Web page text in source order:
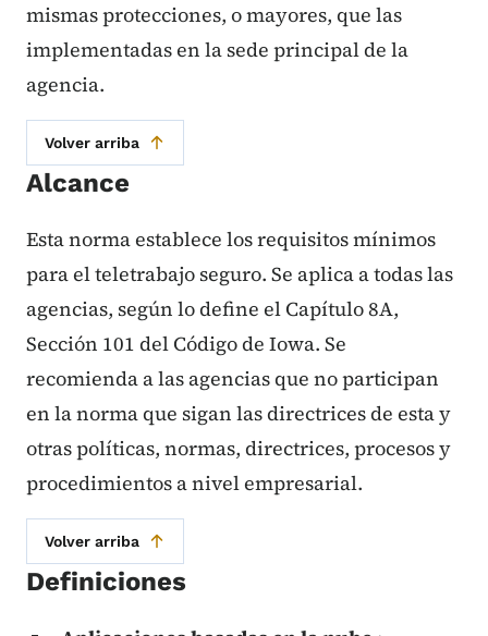
mismas protecciones, o mayores, que las
implementadas en la sede principal de la
agencia.
Volver arriba
Alcance
Esta norma establece los requisitos mínimos
para el teletrabajo seguro. Se aplica a todas las
agencias, según lo define el Capítulo 8A,
Sección 101 del Código de Iowa. Se
recomienda a las agencias que no participan
en la norma que sigan las directrices de esta y
otras políticas, normas, directrices, procesos y
procedimientos a nivel empresarial.
Volver arriba
Definiciones